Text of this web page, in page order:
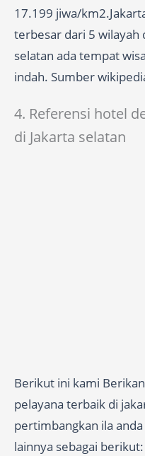
17.199 jiwa/
terbesar dari 5 wilayah
selatan ada tempat
indah. Sumber
4. Referensi hotel
di Jakarta selatan
Berikut ini kami
pelayana terbaik di
pertimbangkan ila
lainnya sebagai berikut: